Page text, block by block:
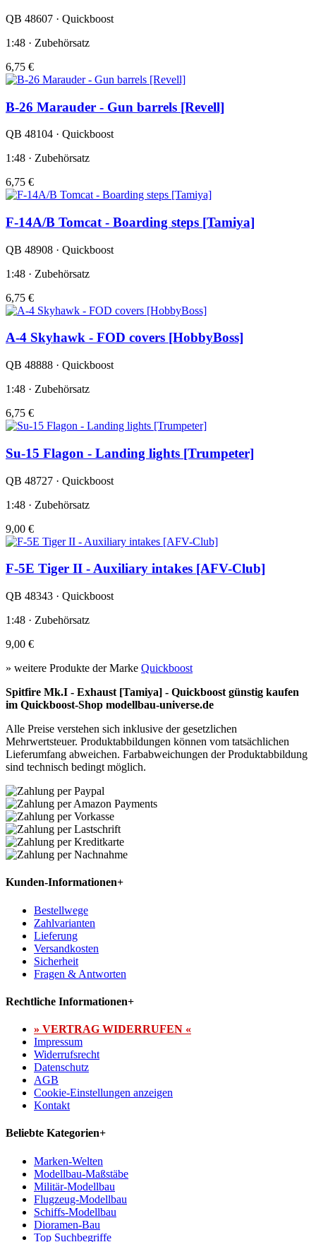
QB 48607 · Quickboost
1:48 · Zubehörsatz
6,75 €
B-26 Marauder - Gun barrels [Revell]
QB 48104 · Quickboost
1:48 · Zubehörsatz
6,75 €
F-14A/B Tomcat - Boarding steps [Tamiya]
QB 48908 · Quickboost
1:48 · Zubehörsatz
6,75 €
A-4 Skyhawk - FOD covers [HobbyBoss]
QB 48888 · Quickboost
1:48 · Zubehörsatz
6,75 €
Su-15 Flagon - Landing lights [Trumpeter]
QB 48727 · Quickboost
1:48 · Zubehörsatz
9,00 €
F-5E Tiger II - Auxiliary intakes [AFV-Club]
QB 48343 · Quickboost
1:48 · Zubehörsatz
9,00 €
» weitere Produkte der Marke Quickboost
Spitfire Mk.I - Exhaust [Tamiya] - Quickboost günstig kaufen
im Quickboost-Shop modellbau-universe.de
Alle Preise verstehen sich inklusive der gesetzlichen
Mehrwertsteuer. Produktabbildungen können vom tatsächlichen
Lieferumfang abweichen. Farbabweichungen der Produktabbildung
sind technisch bedingt möglich.
Kunden-Informationen+
Bestellwege
Zahlvarianten
Lieferung
Versandkosten
Sicherheit
Fragen & Antworten
Rechtliche Informationen+
» VERTRAG WIDERRUFEN «
Impressum
Widerrufsrecht
Datenschutz
AGB
Cookie-Einstellungen anzeigen
Kontakt
Beliebte Kategorien+
Marken-Welten
Modellbau-Maßstäbe
Militär-Modellbau
Flugzeug-Modellbau
Schiffs-Modellbau
Dioramen-Bau
Top Suchbegriffe